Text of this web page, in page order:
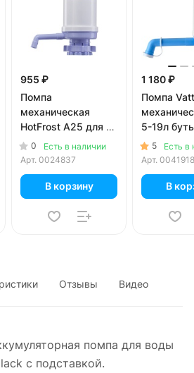
955 ₽
Помпа
механическая
HotFrost A25 для 19
л бутылей
0
Есть в наличии
Арт. 0024837
В корзину
1 180 ₽
Помпа
5-19л
коробке)
5
Есть в
Арт. 0041918
В
Отзывы Видео
помпа для воды
с подставкой.